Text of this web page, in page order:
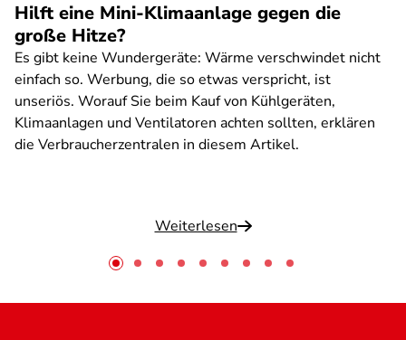
Hilft eine Mini-Klimaanlage gegen die
große Hitze?
Es gibt keine Wundergeräte: Wärme verschwindet nicht
einfach so. Werbung, die so etwas verspricht, ist
unseriös. Worauf Sie beim Kauf von Kühlgeräten,
Klimaanlagen und Ventilatoren achten sollten, erklären
die Verbraucherzentralen in diesem Artikel.
Weiterlesen